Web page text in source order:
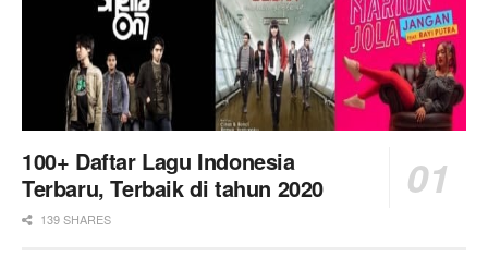
100+ Daftar Lagu Indonesia
Terbaru, Terbaik di tahun 2020
139 SHARES